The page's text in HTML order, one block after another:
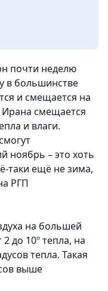
почти неделю
в большинстве
и смещается на
Ирана смещается
и влаги.
ноябрь – это хоть
таки ещё не зима,
РГП
на большей
до 10º тепла, на
тепла. Такая
выше